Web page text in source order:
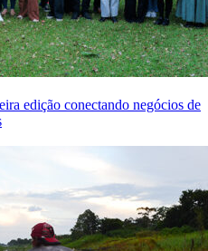
edição conectando negócios de